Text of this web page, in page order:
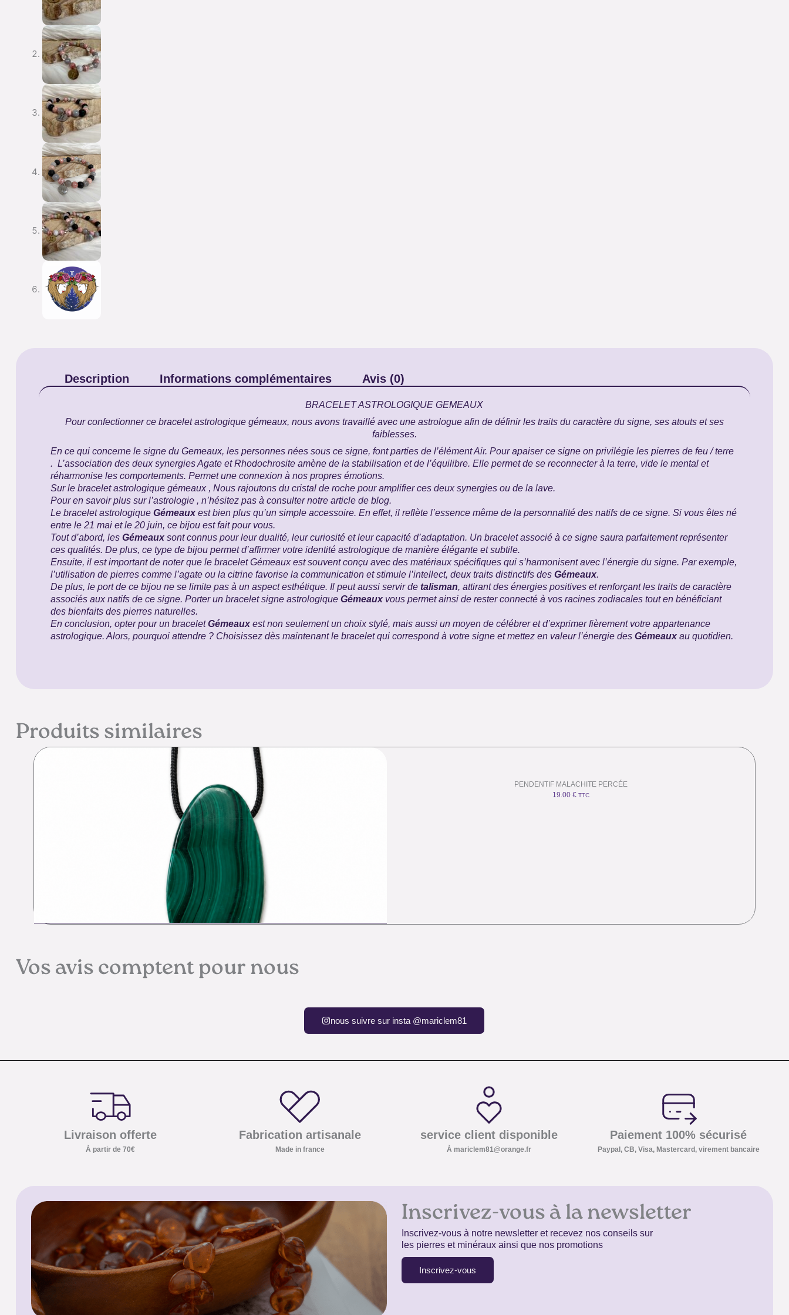
Description Informations complémentaires Avis (0)
BRACELET ASTROLOGIQUE GEMEAUX
Pour confectionner ce bracelet astrologique gémeaux, nous avons travaillé avec une astrologue afin de définir les traits du caractère du signe, ses atouts et ses
faiblesses.
En ce qui concerne le signe du Gemeaux, les personnes nées sous ce signe, font parties de l’élément Air. Pour apaiser ce signe on privilégie les pierres de feu / terre
. L’association des deux synergies Agate etRhodochrositeamène de la stabilisation et de l’équilibre. Elle permet de se reconnecter à la terre, vide le mental et
réharmonise les comportements. Permet une connexion à nos propres émotions.
Sur le bracelet astrologique gémeaux , Nous rajoutons du cristal de roche pour amplifier ces deux synergies ou de la lave.
Pour en savoir plus sur l’astrologie , n’hésitez pas à consulter notre article de blog.
Le bracelet astrologique Gémeauxest bien plus qu’un simple accessoire. En effet, il reflète l’essence même de la personnalité des natifs de ce signe. Si vous êtes né
entre le 21 mai et le 20 juin, ce bijou est fait pour vous.
Tout d’abord, les Gémeauxsont connus pour leur dualité, leur curiosité et leur capacité d’adaptation. Un bracelet associé à ce signe saura parfaitement représenter
ces qualités. De plus, ce type de bijou permet d’affirmer votre identité astrologique de manière élégante et subtile.
Ensuite, il est important de noter que le bracelet Gémeaux est souvent conçu avec des matériaux spécifiques qui s’harmonisent avec l’énergie du signe. Par exemple,
l’utilisation de pierres comme l’agate ou la citrine favorise la communication et stimule l’intellect, deux traits distinctifs des Gémeaux.
De plus, le port de ce bijou ne se limite pas à un aspect esthétique. Il peut aussi servir de talisman, attirant des énergies positives et renforçant les traits de caractère
associés aux natifs de ce signe. Porter un bracelet signe astrologique Gémeauxvous permet ainsi de rester connecté à vos racines zodiacales tout en bénéficiant
des bienfaits des pierres naturelles.
En conclusion, opter pour un braceletGémeauxest non seulement un choix stylé, mais aussi un moyen de célébrer et d’exprimer fièrement votre appartenance
astrologique. Alors, pourquoi attendre ? Choisissez dès maintenant le bracelet qui correspond à votre signe et mettez en valeur l’énergie des Gémeauxau quotidien.
Produits similaires
PENDENTIF MALACHITE PERCÉE
19.00€ TTC
Vos avis comptent pour nous
nous suivre sur insta @mariclem81
Livraison offerte
À partir de 70€
Fabrication artisanale
Made in france
service client disponible
À mariclem81@orange.fr
Paiement 100% sécurisé
Paypal, CB, Visa, Mastercard, virement bancaire
Inscrivez-vous à la newsletter
Inscrivez-vous à notre newsletter et recevez nos conseils sur
les pierres et minéraux ainsi que nos promotions
Inscrivez-vous